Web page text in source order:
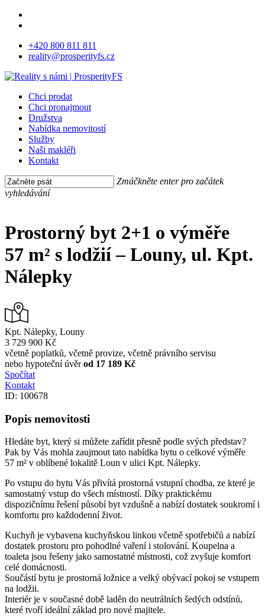
Skip
content+420 800 811 811
reality@prosperityfs.cz
Menu
Chci prodat
Chci pronajmout
Družstva
Nabídka nemovitostí
Služby
Naši makléři
Kontakt
Zmáčkněte enter pro začátek
vyhledávání
Prostorný byt 2+1 o výměře
57 m² s lodžií – Louny, ul. Kpt.
Nálepky
Kpt. Nálepky, Louny
3 729 900 Kč
včetně poplatků, včetně provize, včetně právního servisu
nebo hypoteční úvěrod 17 189 Kč
Spočítat
Kontakt
ID: 100678
Popis nemovitosti
Hledáte byt, který si můžete zařídit přesně podle svých představ?
Pak by Vás mohla zaujmout tato nabídka bytu o celkové výměře
57 m² v oblíbené lokalitě Loun v ulici Kpt. Nálepky.
Po vstupu do bytu Vás přivítá prostorná vstupní chodba, ze které je
samostatný vstup do všech místností. Díky praktickému
dispozičnímu řešení působí byt vzdušně a nabízí dostatek soukromí i
komfortu pro každodenní život.
Kuchyň je vybavena kuchyňskou linkou včetně spotřebičů a nabízí
dostatek prostoru pro pohodlné vaření i stolování. Koupelna a
toaleta jsou řešeny jako samostatné místnosti, což zvyšuje komfort
celé domácnosti.
Součástí bytu je prostorná ložnice a velký obývací pokoj se vstupem
na lodžii.
Interiér je v současné době laděn do neutrálních šedých odstínů,
které tvoří ideální základ pro nové majitele.